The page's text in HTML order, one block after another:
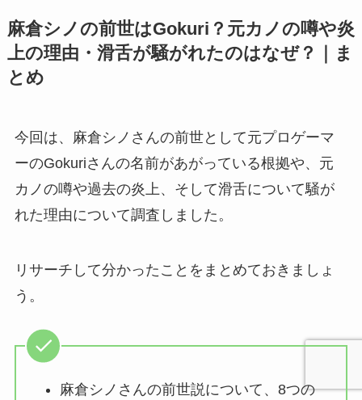
麻倉シノの前世はGokuri？元カノの噂や炎
上の理由・滑舌が騒がれたのはなぜ？｜ま
とめ
今回は、麻倉シノさんの前世として元プロゲーマ
ーのGokuriさんの名前があがっている根拠や、元
カノの噂や過去の炎上、そして滑舌について騒が
れた理由について調査しました。
リサーチして分かったことをまとめておきましょ
う。
麻倉シノさんの前世説について、8つの